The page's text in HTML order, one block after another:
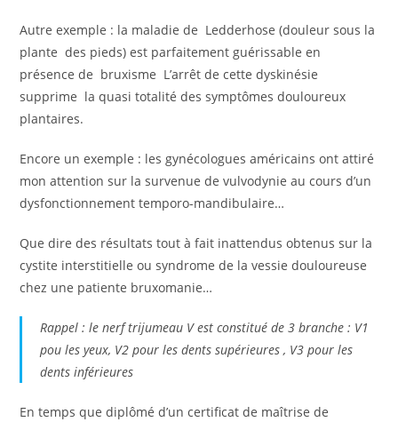
Autre exemple : la maladie de Ledderhose (douleur sous la
plante des pieds) est parfaitement guérissable en
présence de bruxisme L’arrêt de cette dyskinésie
supprime la quasi totalité des symptômes douloureux
plantaires.
Encore un exemple : les gynécologues américains ont attiré
mon attention sur la survenue de vulvodynie au cours d’un
dysfonctionnement temporo-mandibulaire…
Que dire des résultats tout à fait inattendus obtenus sur la
cystite interstitielle ou syndrome de la vessie douloureuse
chez une patiente bruxomanie…
Rappel : le nerf trijumeau V est constitué de 3 branche : V1
pou les yeux, V2 pour les dents supérieures , V3 pour les
dents inférieures
En temps que diplômé d’un certificat de maîtrise de